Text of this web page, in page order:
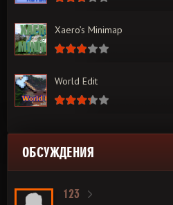
Xaero’s Minimap
World Edit
ОБСУЖДЕНИЯ
123